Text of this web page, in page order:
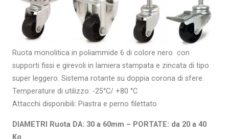
Ruota monolitica in poliammide 6 di colore nero con
supporti fissi e girevoli in lamiera stampata e zincata di tipo
super leggero. Sistema rotante su doppia corona di sfere.
Temperature di utilizzo: -25°C/ +80 °C
Attacchi disponibili: Piastra e perno filettato
DIAMETRI Ruota DA: 30 a 60mm – PORTATE: da 20 a 40
Kg